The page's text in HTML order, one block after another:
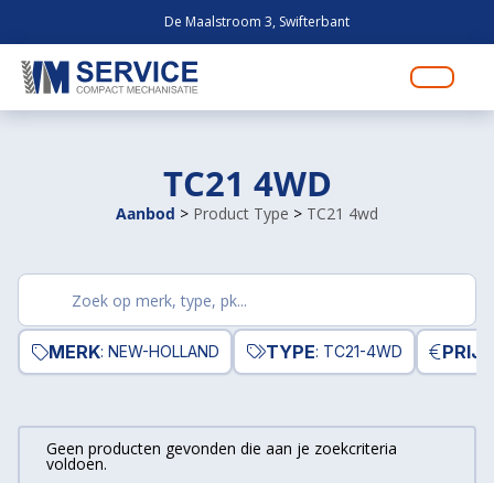
De Maalstroom 3, Swifterbant
TC21 4WD
Aanbod > Product Type > TC21 4wd
producten
MERK: NEW-HOLLAND TYPE: TC21-4WD PRIJS
Geen producten gevonden die aan je zoekcriteria
voldoen.